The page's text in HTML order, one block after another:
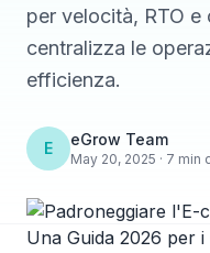
per velocità, RTO
centralizza le
efficienza.
E eGrow Team
May 20, 2025 · 7 min